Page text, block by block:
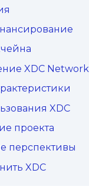
XDC Network
XDC
проекта
перспективы
XDC